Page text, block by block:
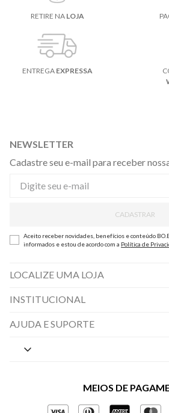
RETIRE NA LOJA
ENTREGA EXPRESSA
NEWSLETTER
Cadastre seu e-mail para receber
CADASTRAR
Aceito receber novidades, benefícios e conteúdo
informados e estou de acordo com a Política de
LOCALIZE UMA LOJA
INSTITUCIONAL
Nossas Lojas
Políticas de Privacidade
Gestão de Privacidade
AJUDA E SUPORTE
Central de Preferências
Perguntas frequentes
Regulamentos e Promoções
MEIOS DE